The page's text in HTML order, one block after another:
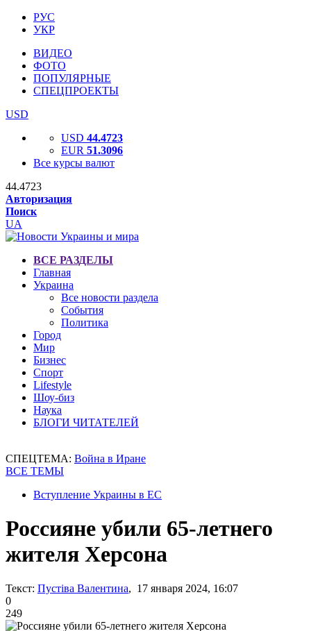
РУС
УКР
ВИДЕО
ФОТО
ПОПУЛЯРНЫЕ
СПЕЦПРОЕКТЫ
USD
USD 44.4723
EUR 51.3096
Все курсы валют
44.4723
Авторизация
Поиск
UA
ВСЕ РАЗДЕЛЫ
Главная
Украина
Все новости раздела
События
Политика
Город
Мир
Бизнес
Спорт
Lifestyle
Шоу-биз
Наука
БЛОГИ ЧИТАТЕЛЕЙ
СПЕЦТЕМА: Война в Иране
ВСЕ ТЕМЫ
Вступление Украины в ЕС
Россияне убили 65-летнего
жителя Херсона
Текст: Пустіва Валентина, 17 января 2024, 16:07
0
249